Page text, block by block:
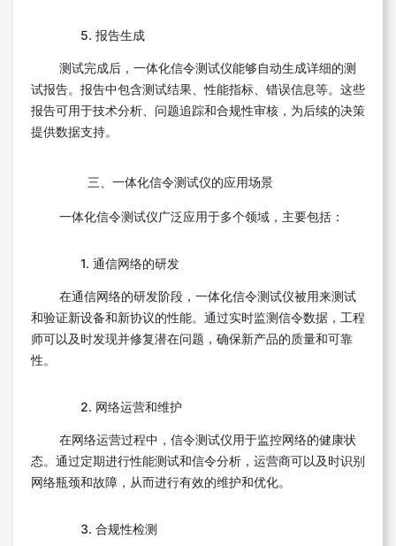
5. 报告生成
测试完成后，一体化信令测试仪能够自动生成详细的测
试报告。报告中包含测试结果、性能指标、错误信息等。这些
报告可用于技术分析、问题追踪和合规性审核，为后续的决策
提供数据支持。
三、一体化信令测试仪的应用场景
一体化信令测试仪广泛应用于多个领域，主要包括：
1. 通信网络的研发
在通信网络的研发阶段，一体化信令测试仪被用来测试
和验证新设备和新协议的性能。通过实时监测信令数据，工程
师可以及时发现并修复潜在问题，确保新产品的质量和可靠
性。
2. 网络运营和维护
在网络运营过程中，信令测试仪用于监控网络的健康状
态。通过定期进行性能测试和信令分析，运营商可以及时识别
网络瓶颈和故障，从而进行有效的维护和优化。
3. 合规性检测